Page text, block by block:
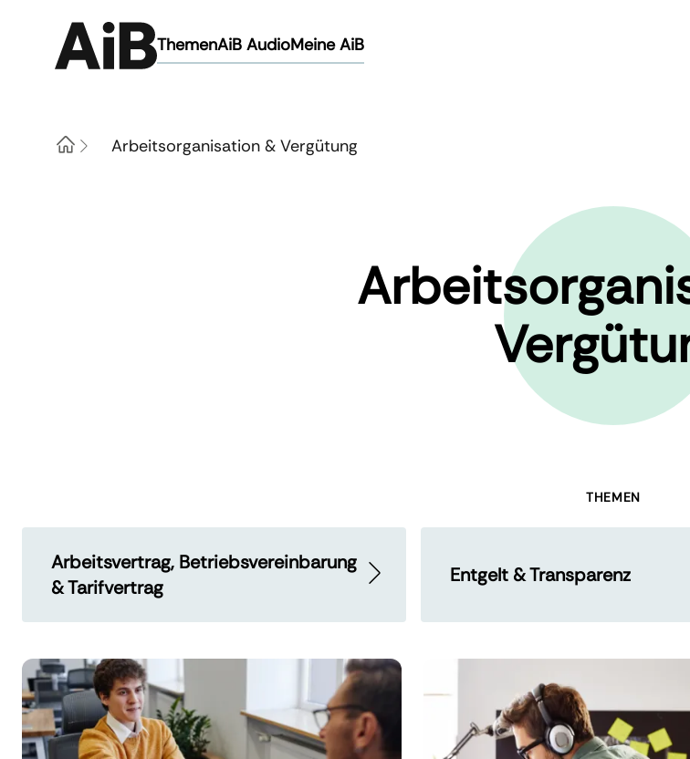
ThemenAiB AudioMeine AiB
Home Arbeitsorganisation & Vergütung
THEMEN
Arbeitsvertrag, Betriebsvereinbarung
& Tarifvertrag
Entgelt & Transparenz